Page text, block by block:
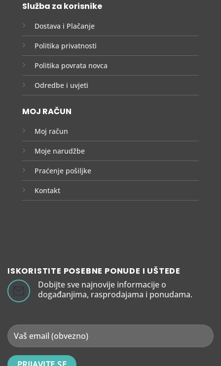
Služba za korisnike
Dostava i Plačanje
Politika privatnosti
Politika povrata novca
Odredbe i uvjeti
MOJ RAČUN
Moj račun
Moje narudžbe
Praćenje pošiljke
Kontakt
ISKORISTITE POSEBNE PONUDE I UŠTEDE
Dobijte sve najnovije informacije o
događanjima, rasprodajama i ponudama.